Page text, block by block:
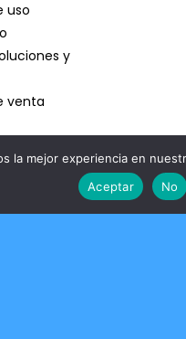
uso
y
venta
la mejor experiencia en
Aceptar
No